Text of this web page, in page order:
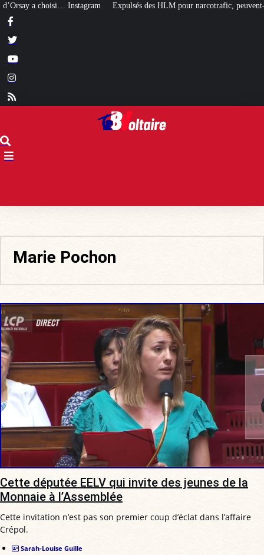
Expulsés des HLM pour narcotrafic, peuvent-ils obtenir un nouveau
Marie Pochon
Cette députée EELV qui invite des jeunes de la
Monnaie à l’Assemblée
Cette invitation n’est pas son premier coup d’éclat dans l’affaire
Crépol.
Sarah-Louise Guille